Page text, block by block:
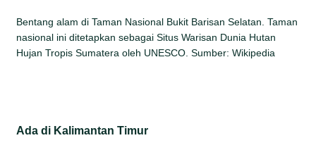
Bentang alam di Taman Nasional Bukit Barisan Selatan. Taman
nasional ini ditetapkan sebagai Situs Warisan Dunia Hutan
Hujan Tropis Sumatera oleh UNESCO. Sumber: Wikipedia
Ada di Kalimantan Timur